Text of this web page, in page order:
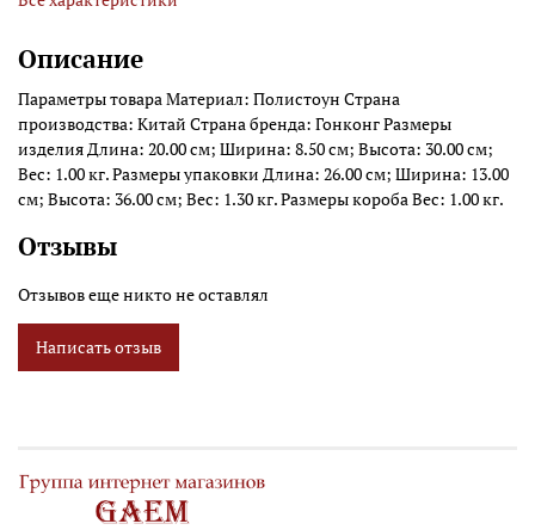
Описание
Параметры товара Материал: Полистоун Страна
производства: Китай Страна бренда: Гонконг Размеры
изделия Длина: 20.00 см; Ширина: 8.50 см; Высота: 30.00 см;
Вес: 1.00 кг. Размеры упаковки Длина: 26.00 см; Ширина: 13.00
см; Высота: 36.00 см; Вес: 1.30 кг. Размеры короба Вес: 1.00 кг.
Отзывы
Отзывов еще никто не оставлял
Написать отзыв